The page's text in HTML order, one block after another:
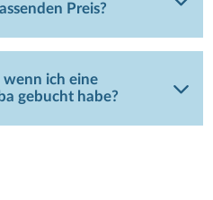
Preis?
wenn ich eine
gebucht habe?